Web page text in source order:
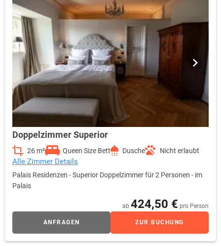
Doppelzimmer Superior
26 m² Queen Size Bett Dusche Nicht erlaubt
Alle Zimmer Details
Palais Residenzen - Superior Doppelzimmer für 2 Personen - im
Palais
ab 424,50 € pro Person
ANFRAGEN ZUR BUCHUNG